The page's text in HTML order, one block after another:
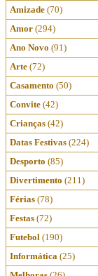
Amizade (70)
Amor (294)
Ano Novo (91)
Arte (72)
Casamento (50)
Convite (42)
Crianças (42)
Datas Festivas (224)
Desporto (85)
Divertimento (211)
Férias (78)
Festas (72)
Futebol (190)
Informática (25)